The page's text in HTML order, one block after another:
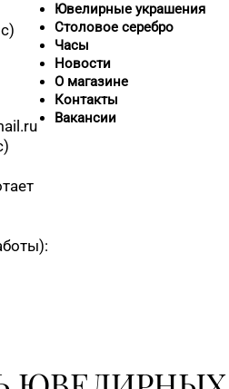
Ювелирные украшения
Столовое серебро
Часы
Новости
О магазине
Контакты
Вакансии